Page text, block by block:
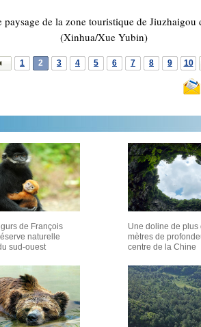
de la zone touristique de
(Xinhua/Xue Yubin)
1 2 3 4 5 6 7 8 9 10
de François
naturelle
sud-ouest
Une doline de plus
mètres de
centre de la Chine